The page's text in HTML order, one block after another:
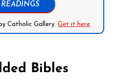
Catholic Gallery.Get it here
Bibles